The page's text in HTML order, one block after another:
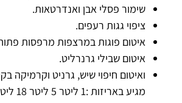
שימור פסלי אבן ואנדרטאות.
ציפוי גגות רעפים.
איטום פוגות במרצפות מרפסות
איטום שבילי גרנרליט.
ואיטום חיפוי שיש, גרניט וקרמיקה
מגיע באריזות :1 ליטר 5 ליטר 18 ליטר